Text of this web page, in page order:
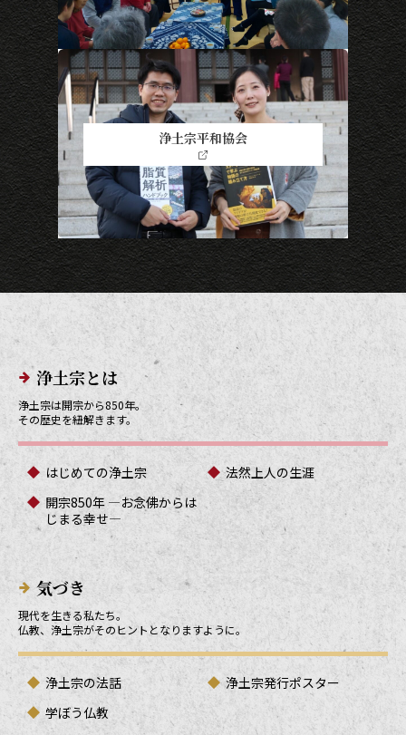
浄土宗平和協会
メインメニューリンク
浄土宗とは
浄土宗は開宗から850年。
その歴史を紐解きます。
はじめての浄土宗
法然上人の生涯
開宗850年 ―お念佛からは
じまる幸せ―
気づき
現代を生きる私たち。
仏教、浄土宗がそのヒントとなりますように。
浄土宗の法話
浄土宗発行ポスター
学ぼう仏教